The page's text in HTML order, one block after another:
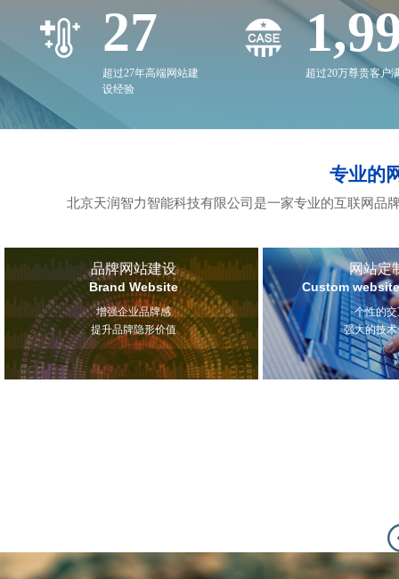
27
超过27年高端网站建
设经验
超过20万尊贵客户
专业的
北京天润智力智能科技有限公司是一家专业的互联网品
品牌网站建设
Brand Website
增强企业品牌感
提升品牌隐形价值
网站定
Custom
个性的
强大的技